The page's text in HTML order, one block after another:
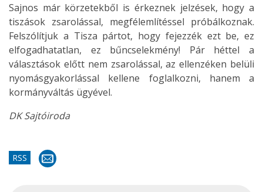
Sajnos már körzetekből is érkeznek jelzések, hogy a
tiszások zsarolással, megfélemlítéssel próbálkoznak.
Felszólítjuk a Tisza pártot, hogy fejezzék ezt be, ez
elfogadhatatlan, ez bűncselekmény! Pár héttel a
választások előtt nem zsarolással, az ellenzéken belüli
nyomásgyakorlással kellene foglalkozni, hanem a
kormányváltás ügyével.
DK Sajtóiroda
RSS